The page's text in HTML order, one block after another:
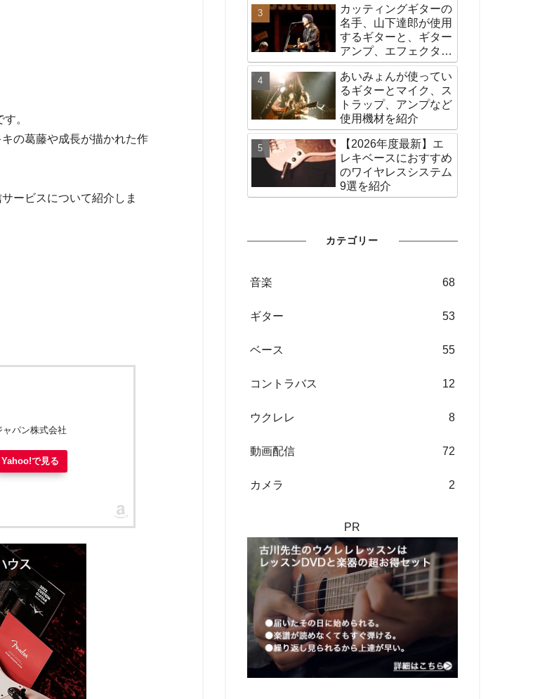
。
の葛藤や成長が描かれた作
ービスについて紹介しま
パン株式会社
Yahoo!で見る
カッティングギターの
名手、山下達郎が使用
するギターと、ギター
アンプ、エフェクター
など機材の紹介
あいみょんが使ってい
るギターとマイク、ス
トラップ、アンプなど
使用機材を紹介
【2026年度最新】エ
レキベースにおすすめ
のワイヤレスシステム
9選を紹介
カテゴリー
音楽 68
ギター 53
ベース 55
コントラバス 12
ウクレレ 8
動画配信 72
カメラ 2
PR